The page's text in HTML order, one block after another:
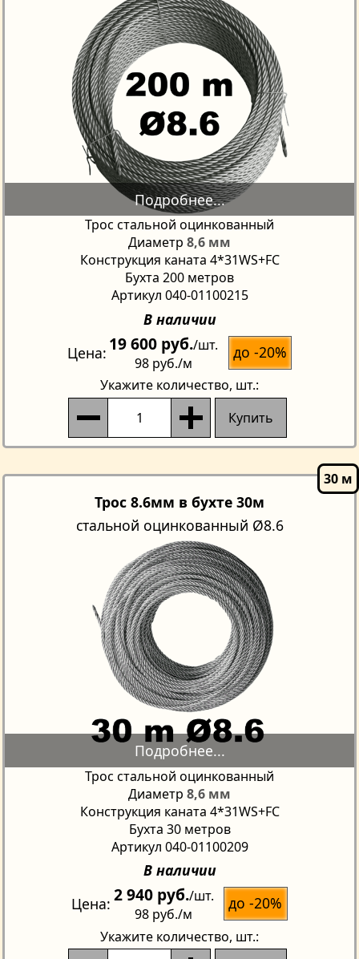
Трос стальной оцинкованный
Диаметр 8,6 мм
Конструкция каната 4*31WS+FC
Бухта 200 метров
Артикул 040-01100215
В наличии
Цена 19 600 руб./шт.
98 руб./м
до -20%
Укажите количество, шт.:
Купить
Трос 8.6мм в бухте 30м
стальной оцинкованный Ø8.6
Трос стальной оцинкованный
Диаметр 8,6 мм
Конструкция каната 4*31WS+FC
Бухта 30 метров
Артикул 040-01100209
В наличии
Цена 2 940 руб./шт.
98 руб./м
до -20%
Укажите количество, шт.: